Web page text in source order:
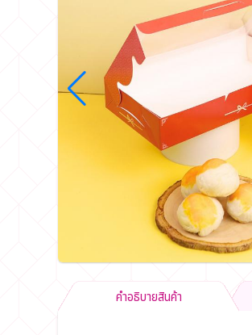
คำอธิบายสินค้า